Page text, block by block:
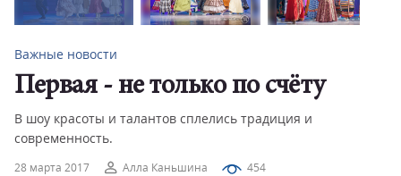
28 марта 2017 Алла Каньшина 454
Важные новости
Первая - не только по счёту
В шоу красоты и талантов сплелись традиция и
современность.